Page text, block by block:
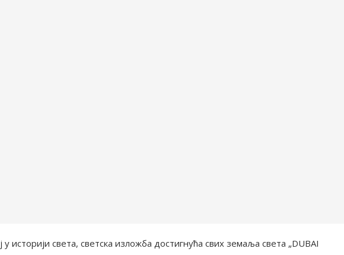
у историји света, светска изложба достигнућа свих земаља света „DUBAI